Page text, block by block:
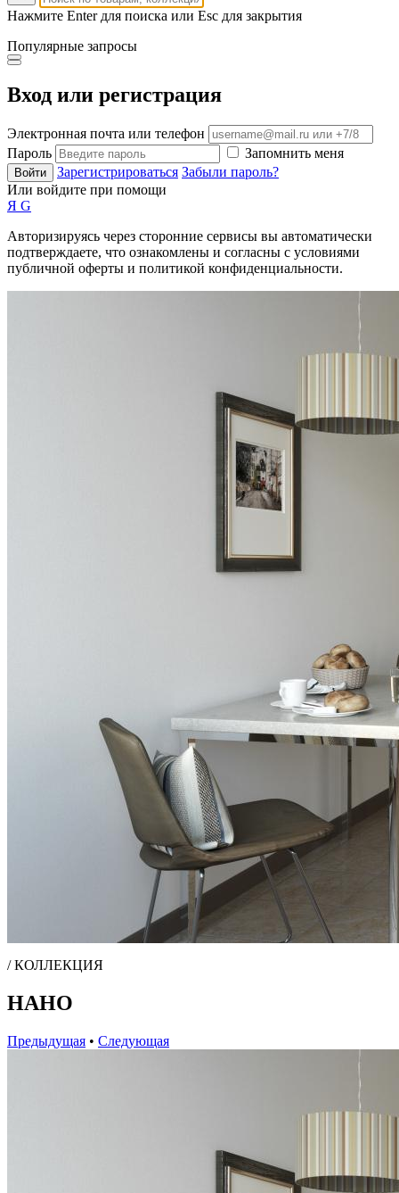
Нажмите Enter для поиска или Esc для закрытия
Популярные запросы
Вход или регистрация
Электронная почта или телефон
Пароль
Запомнить меня
Войти Зарегистрироваться Забыли пароль?
Или войдите при помощи
Я G
Авторизируясь через сторонние сервисы вы автоматически
подтверждаете, что ознакомлены и согласны с условиями
публичной оферты и политикой конфиденциальности.
/ КОЛЛЕКЦИЯ
НАНО
Предыдущая • Следующая